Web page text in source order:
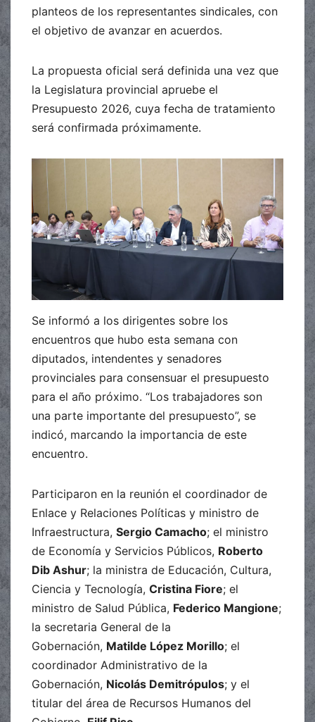
planteos de los representantes sindicales, con
el objetivo de avanzar en acuerdos.
La propuesta oficial será definida una vez que
la Legislatura provincial apruebe el
Presupuesto 2026, cuya fecha de tratamiento
será confirmada próximamente.
Se informó a los dirigentes sobre los
encuentros que hubo esta semana con
diputados, intendentes y senadores
provinciales para consensuar el presupuesto
para el año próximo. “Los trabajadores son
una parte importante del presupuesto”, se
indicó, marcando la importancia de este
encuentro.
Participaron en la reunión el coordinador de
Enlace y Relaciones Políticas y ministro de
Infraestructura, Sergio Camacho; el ministro
de Economía y Servicios Públicos, Roberto
Dib Ashur; la ministra de Educación, Cultura,
Ciencia y Tecnología, Cristina Fiore; el
ministro de Salud Pública, Federico Mangione;
la secretaria General de la
Gobernación, Matilde López Morillo; el
coordinador Administrativo de la
Gobernación, Nicolás Demitrópulos; y el
titular del área de Recursos Humanos del